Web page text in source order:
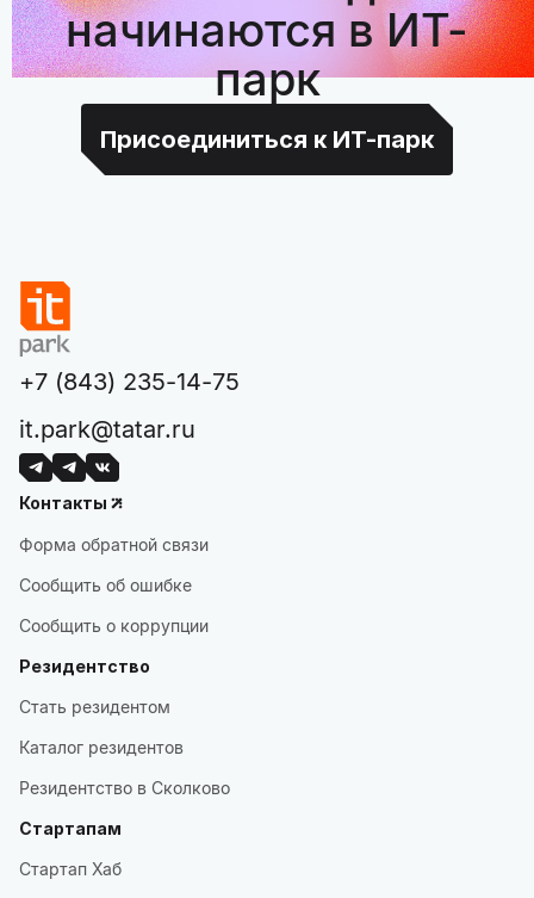
начинаются в ИТ-
парк
Присоединиться к ИТ-парк
+7 (843) 235-14-75
it.park@tatar.ru
Контакты
Форма обратной связи
Сообщить об ошибке
Сообщить о коррупции
Резидентство
Стать резидентом
Каталог резидентов
Резидентство в Сколково
Стартапам
Стартап Хаб